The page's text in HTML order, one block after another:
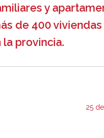
y
de 400 viviendas
provincia.
25